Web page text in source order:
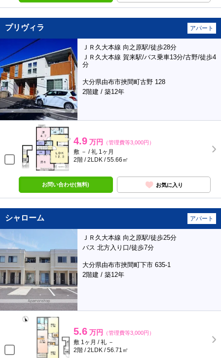
プリヴィラ アパート
ＪＲ久大本線 向之原駅/徒歩28分
ＪＲ久大本線 賀来駅/バス乗車13分/古野/徒歩4
分
大分県由布市挾間町古野 128
2階建 / 築12年
4.9 万円 （管理費等3,000円）
敷 － / 礼 1ヶ月
2階 / 2LDK / 55.66㎡
お問い合わせ(無料) お気に入り
シャローム アパート
ＪＲ久大本線 向之原駅/徒歩25分
バス 北方入り口/徒歩7分
大分県由布市挾間町下市 635-1
2階建 / 築12年
5.6 万円 （管理費等3,000円）
敷 1ヶ月 / 礼 －
2階 / 2LDK / 56.71㎡